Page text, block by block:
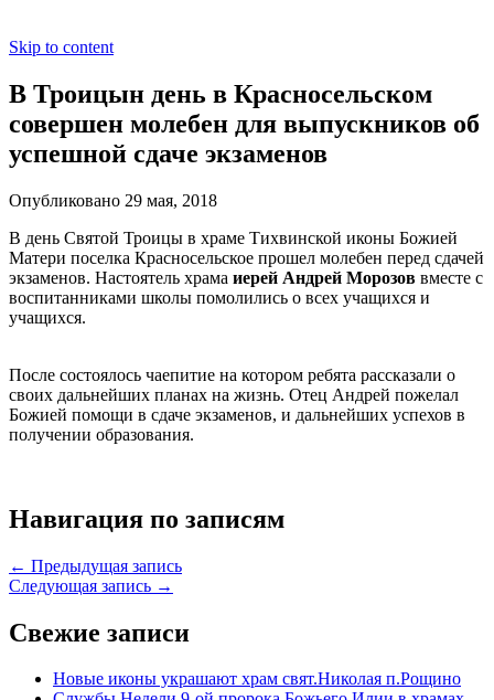
Skip to content
В Троицын день в Красносельском
совершен молебен для выпускников об
успешной сдаче экзаменов
Опубликовано 29 мая, 2018
В день Святой Троицы в храме Тихвинской иконы Божией
Матери поселка Красносельское прошел молебен перед сдачей
экзаменов. Настоятель храма иерей Андрей Морозов вместе с
воспитанниками школы помолились о всех учащихся и
учащихся.
После состоялось чаепитие на котором ребята рассказали о
своих дальнейших планах на жизнь. Отец Андрей пожелал
Божией помощи в сдаче экзаменов, и дальнейших успехов в
получении образования.
Навигация по записям
← Предыдущая запись
Следующая запись →
Свежие записи
Новые иконы украшают храм свят.Николая п.Рощино